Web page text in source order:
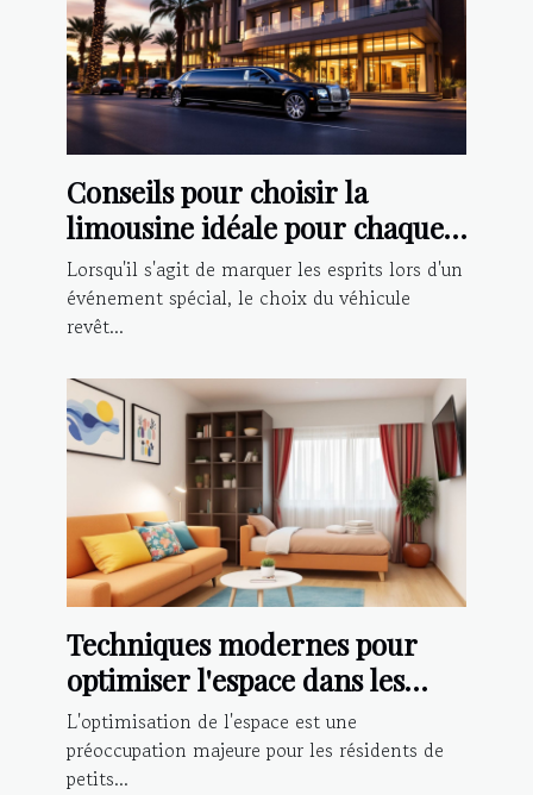
Conseils pour choisir la
limousine idéale pour chaque
type d'événement
Lorsqu'il s'agit de marquer les esprits lors d'un
événement spécial, le choix du véhicule
revêt...
Techniques modernes pour
optimiser l'espace dans les
petits appartements
L'optimisation de l'espace est une
préoccupation majeure pour les résidents de
petits...